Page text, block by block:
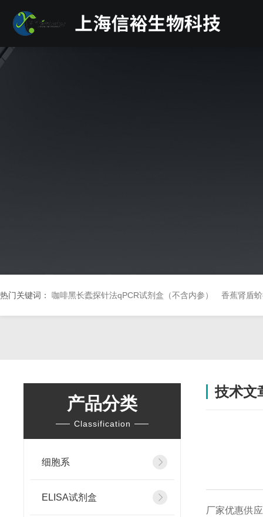
热门关键词： 咖啡黑长蠹探针法qPCR试剂盒（不含内参） 香蕉肾盾
产品分类
Classification
细胞系
ELISA试剂盒
技术文
厂家优惠供应